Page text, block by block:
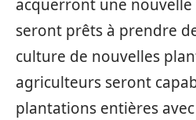
acquerront une
seront prêts à prendre
culture de nouvelles
agriculteurs seront
plantations entières